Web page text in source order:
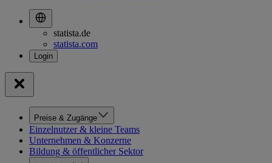
statista.de
statista.com
Preise & Zugänge
Einzelnutzer & kleine Teams
Unternehmen & Konzerne
Bildung & öffentlicher Sektor